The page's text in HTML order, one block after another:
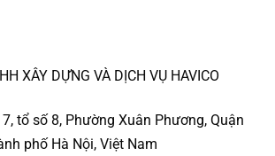
XÂY DỰNG VÀ DỊCH VỤ HAVICO
tổ số 8, Phường Xuân Phương, Quận
phố Hà Nội, Việt Nam